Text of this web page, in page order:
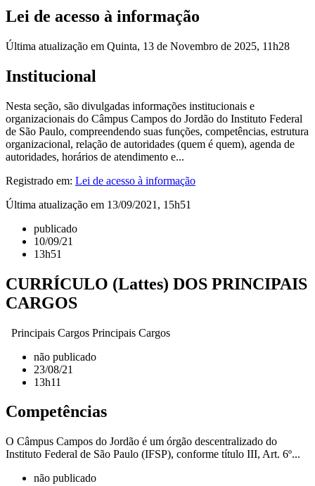
Lei de acesso à informação
Última atualização em Quinta, 13 de Novembro de 2025, 11h28
Institucional
Nesta seção, são divulgadas informações institucionais e
organizacionais do Câmpus Campos do Jordão do Instituto Federal
de São Paulo, compreendendo suas funções, competências, estrutura
organizacional, relação de autoridades (quem é quem), agenda de
autoridades, horários de atendimento e...
Registrado em: Lei de acesso à informação
Última atualização em 13/09/2021, 15h51
publicado
10/09/21
13h51
CURRÍCULO (Lattes) DOS PRINCIPAIS
CARGOS
Principais Cargos Principais Cargos
não publicado
23/08/21
13h11
Competências
O Câmpus Campos do Jordão é um órgão descentralizado do
Instituto Federal de São Paulo (IFSP), conforme título III, Art. 6º...
não publicado